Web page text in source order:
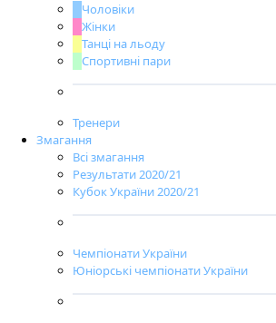
Чоловіки
Жінки
Танці на льоду
Спортивні пари
Тренери
Змагання
Всі змагання
Результати 2020/21
Кубок України 2020/21
Чемпіонати України
Юніорські чемпіонати України